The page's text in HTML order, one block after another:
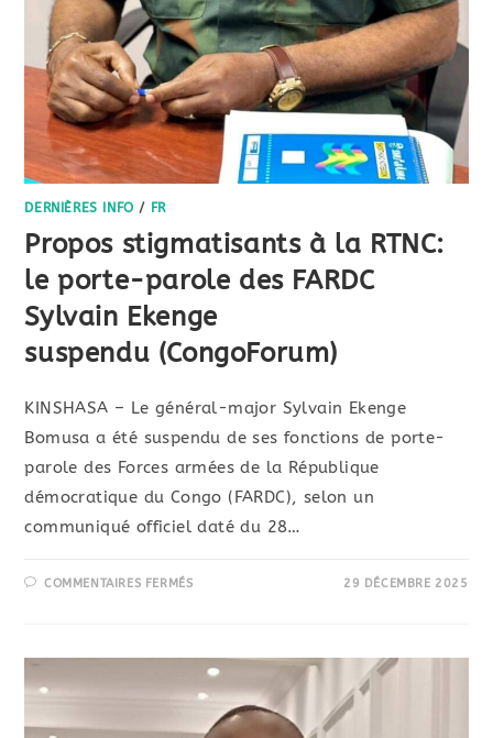
DERNIÈRES INFO / FR
Propos stigmatisants à la RTNC:
le porte-parole des FARDC
Sylvain Ekenge
suspendu (CongoForum)
KINSHASA – Le général-major Sylvain Ekenge
Bomusa a été suspendu de ses fonctions de porte-
parole des Forces armées de la République
démocratique du Congo (FARDC), selon un
communiqué officiel daté du 28…
COMMENTAIRES FERMÉS 29 DÉCEMBRE 2025